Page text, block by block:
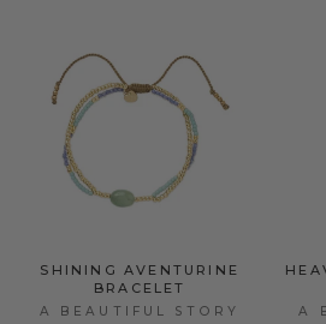
SHINING AVENTURINE
BRACELET
A BEAUTIFUL STORY A